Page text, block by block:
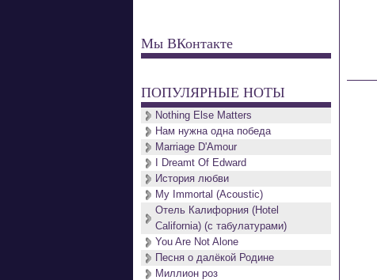
Мы ВКонтакте
ПОПУЛЯРНЫЕ НОТЫ
Nothing Else Matters
Нам нужна одна победа
Marriage D'Amour
I Dreamt Of Edward
История любви
My Immortal (Acoustic)
Отель Калифорния (Hotel
California) (с табулатурами)
You Are Not Alone
Песня о далёкой Родине
Миллион роз